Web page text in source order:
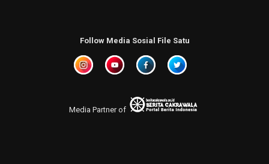
Follow Media Sosial File Satu
Media Partner of